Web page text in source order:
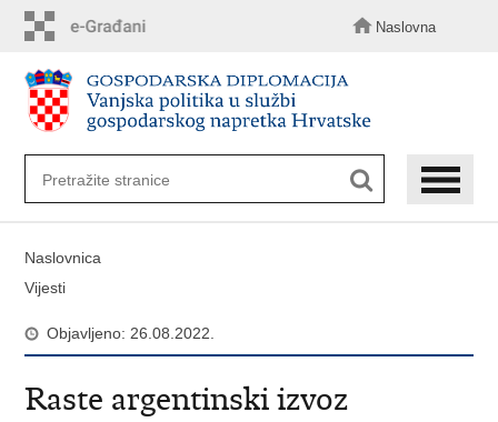
sadržaj
Naslovna
Naslovnica
Vijesti
Objavljeno: 26.08.2022.
Raste argentinski izvoz